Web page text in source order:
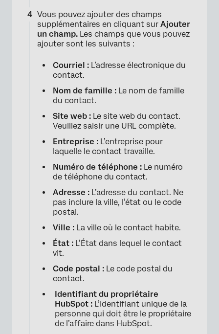
Vous pouvez ajouter des champs
supplémentaires en cliquant sur Ajouter
un champ. Les champs que vous pouvez
ajouter sont les suivants :
Courriel : L’adresse électronique du
contact.
Nom de famille : Le nom de famille
du contact.
Site web : Le site web du contact.
Veuillez saisir une URL complète.
Entreprise : L’entreprise pour
laquelle le contact travaille.
Numéro de téléphone : Le numéro
de téléphone du contact.
Adresse : L’adresse du contact. Ne
pas inclure la ville, l’état ou le code
postal.
Ville : La ville où le contact habite.
État : L’État dans lequel le contact
vit.
Code postal : Le code postal du
contact.
Identifiant du propriétaire
HubSpot : L’identifiant unique de la
personne qui doit être le propriétaire
de l’affaire dans HubSpot.